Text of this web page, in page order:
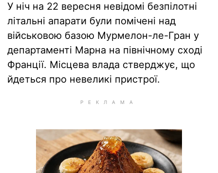
У ніч на 22 вересня невідомі безпілотні
літальні апарати були помічені над
військовою базою Мурмелон-ле-Гран у
департаменті Марна на північному сході
Франції. Місцева влада стверджує, що
йдеться про невеликі пристрої.